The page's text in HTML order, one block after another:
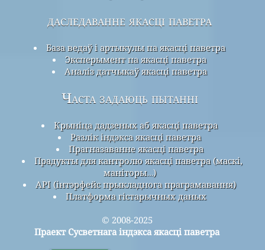
даследаванне якасці паветра
База ведаў і артыкулы па якасці паветра
Эксперымент па якасці паветра
Аналіз датчыкаў якасці паветра
Часта задаюць пытанні
Крыніца дадзеных аб якасці паветра
Разлік індэкса якасці паветра
Прагназаванне якасці паветра
Прадукты для кантролю якасці паветра (маскі,
маніторы…)
API (інтэрфейс прыкладнога праграмавання)
Платформа гістарычных даных
© 2008-2025
Праект Сусветнага індэкса якасці паветра